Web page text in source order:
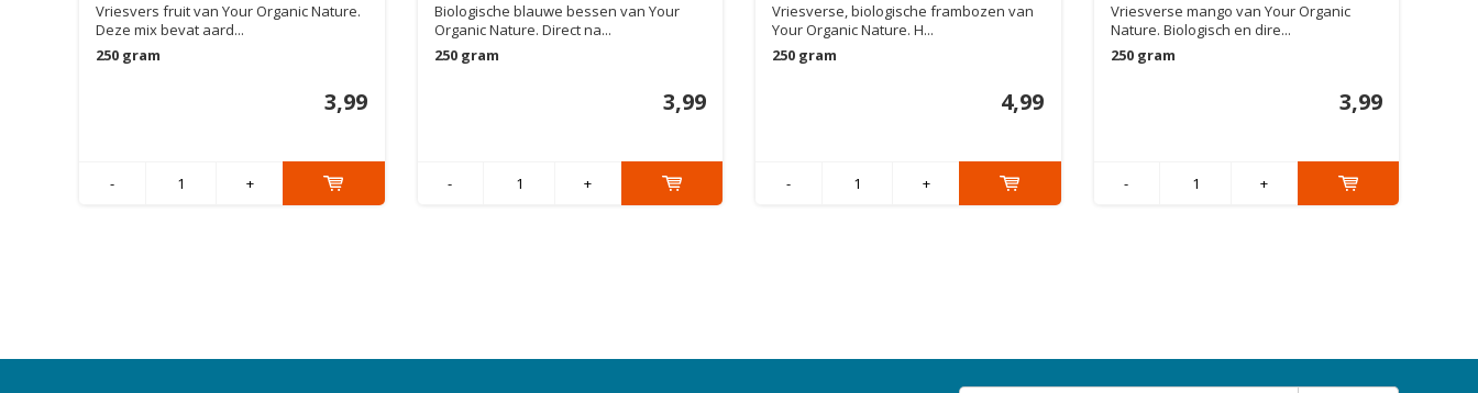
Vriesvers fruit van Your Organic Nature.
Deze mix bevat aard...
250 gram
3,99
- +
Biologische blauwe bessen van Your
Organic Nature. Direct na...
250 gram
3,99
- +
Vriesverse, biologische frambozen van
Your Organic Nature. H...
250 gram
4,99
- +
Vriesverse mango van Your Organic
Nature. Biologisch en dire...
250 gram
3,99
- +